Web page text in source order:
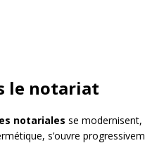
le notariat
notariales se
s’ouvre